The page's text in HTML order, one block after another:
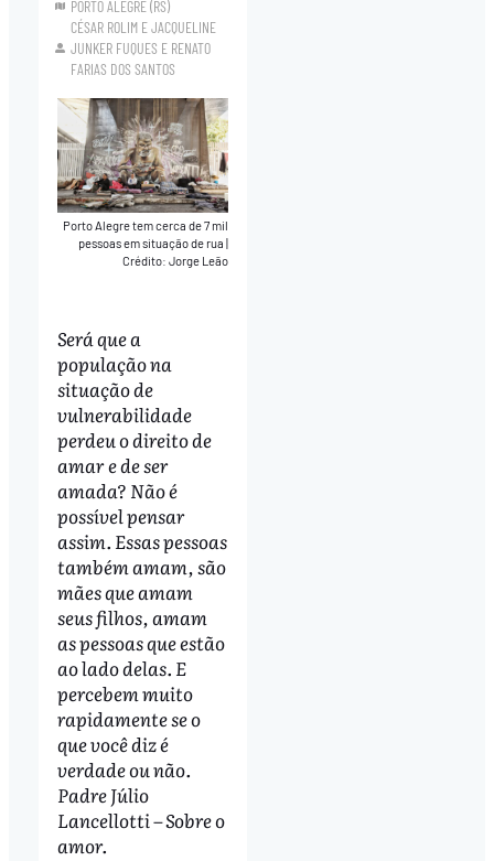
PORTO ALEGRE (RS)
CÉSAR ROLIM EJACQUELINE
JUNKER FUQUES E RENATO
FARIAS DOS SANTOS
Porto Alegre tem cerca de 7 mil
pessoas em situação de rua|
Crédito: Jorge Leão
Será que a
população na
situação de
vulnerabilidade
perdeu o direito de
amar e de ser
amada? Não é
possível pensar
assim. Essas pessoas
também amam, são
mães que amam
seus filhos, amam
as pessoas que estão
ao lado delas. E
percebem muito
rapidamente se o
que você diz é
verdade ou não.
Padre Júlio
Lancellotti – Sobre o
amor.